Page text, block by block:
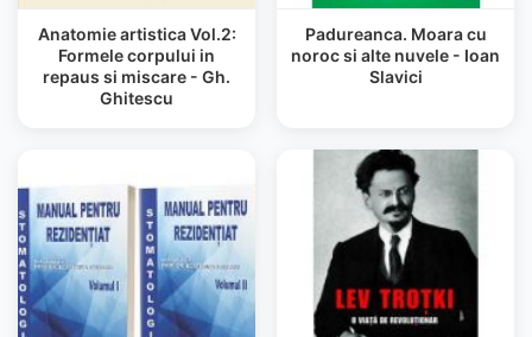
Anatomie artistica Vol.2:
Formele corpului in
repaus si miscare - Gh.
Ghitescu
Padureanca. Moara cu
noroc si alte nuvele - Ioan
Slavici